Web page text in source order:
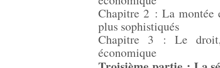
Chapitre 2 : La montée
plus sophistiqués
Chapitre 3 : Le
économique